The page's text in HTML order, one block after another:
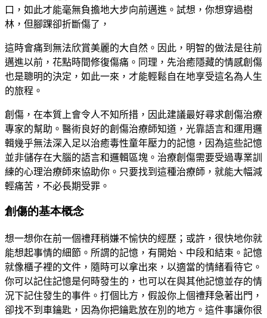
口，如此才能毫無負擔地大步向前邁進。試想，你想穿過樹
林，但腳踝卻折斷傷了，
這時會痛到無法欣賞美麗的大自然。因此，明智的做法是往前
邁進以前，花點時間修復傷痛。同理，先治癒隱藏的情感創傷
也是聰明的決定，如此一來，才能輕鬆自在地享受這名為人生
的旅程。
創傷，在本質上會令人不知所措，因此建議最好尋求創傷治療
專家的幫助。醫術良好的創傷治療師知道，光靠語言和運用邏
輯幾乎無法深入足以治癒毒性童年壓力的記憶，因為這些記憶
並非儲存在大腦的語言和邏輯區塊。治療創傷需要受過專業訓
練的心理治療師來協助你。只要找到這種治療師，就能大幅減
輕痛苦，不必長期受罪。
創傷的基本概念
想一想你在前一個禮拜稍嫌不愉快的經歷；或許，很快地你就
能想起事情的細節。所謂的記憶，有開始、中段和結束。記憶
就像櫃子裡的文件，隨時可以拿出來，以適當的情緒看待它。
你可以記住記憶是何時發生的，也可以在與其他記憶並存的情
況下記住發生的事件。打個比方，假設你上個禮拜急著出門，
卻找不到車鑰匙，因為你把鑰匙放在別的地方。這件事讓你很